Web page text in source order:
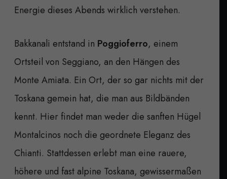
Energie dieses Abends wirklich verstehen.
Bakkanali entstand in Poggioferro, einem
Ortsteil von Seggiano, an den Hängen des
Monte Amiata. Ein Ort, der so gar nichts mit der
Toskana gemein hat, die man aus Bildbänden
kennt. Hier findet man weder die sanften Hügel
Montalcinos noch die geordnete Eleganz des
Chianti. Stattdessen erlebt man eine rauere,
höhere und fast alpine Toskana, gewissermaßen